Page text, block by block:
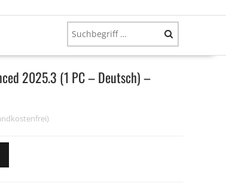
2025.3 (1 PC – Deutsch) –